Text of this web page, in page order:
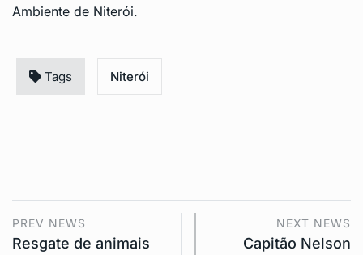
Ambiente de Niterói.
Tags Niterói
PREV NEWS
Resgate de animais
NEXT NEWS
Capitão Nelson